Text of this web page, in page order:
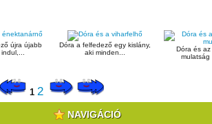
újra újabb
Dóra a felfedező egy kislány,
aki minden...
Dóra és
mulatság
1 2
NAVIGÁCIÓ